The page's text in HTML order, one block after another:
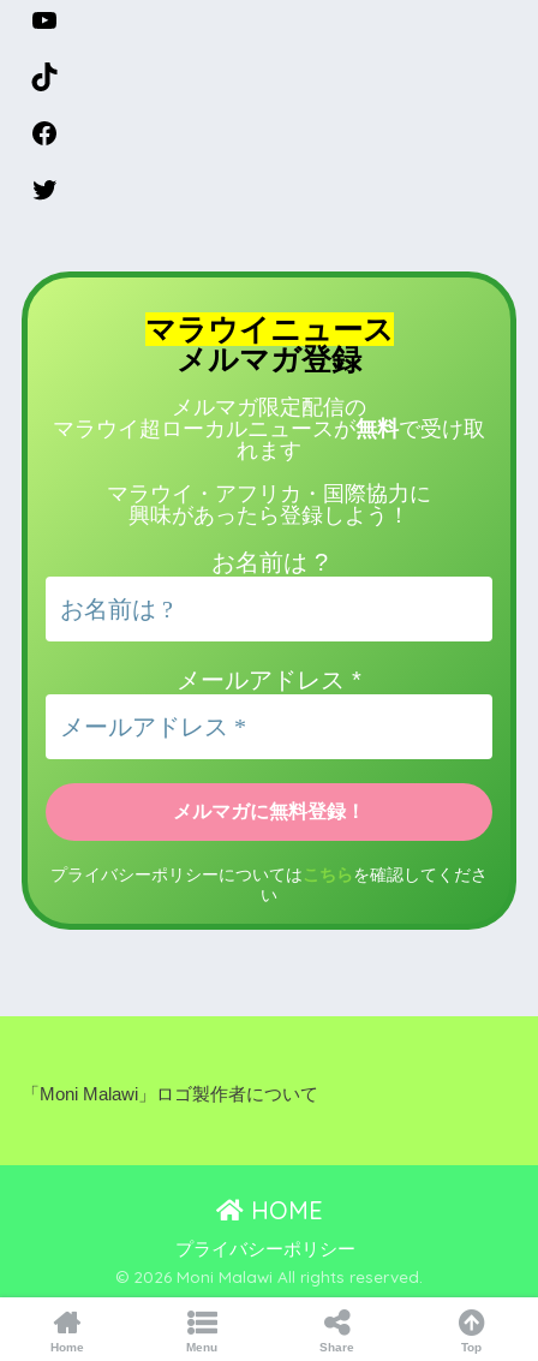
マラウイニュース
メルマガ登録
メルマガ限定配信の
マラウイ超ローカルニュースが無料で受け取
れます
マラウイ・アフリカ・国際協力に
興味があったら登録しよう！
お名前は ?
メールアドレス *
プライバシーポリシーについては こちら を確認してくださ
い
「Moni Malawi」ロゴ製作者について
HOME
プライバシーポリシー
© 2026 Moni Malawi All rights reserved.
Home Menu Share Top